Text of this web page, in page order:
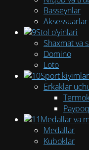
Basseynlar
Aksessuarlar
Stol o‘yinlari
Shaxmat va
Domino
Loto
Sport
Erkaklar
Medallar va
Medallar
Kuboklar